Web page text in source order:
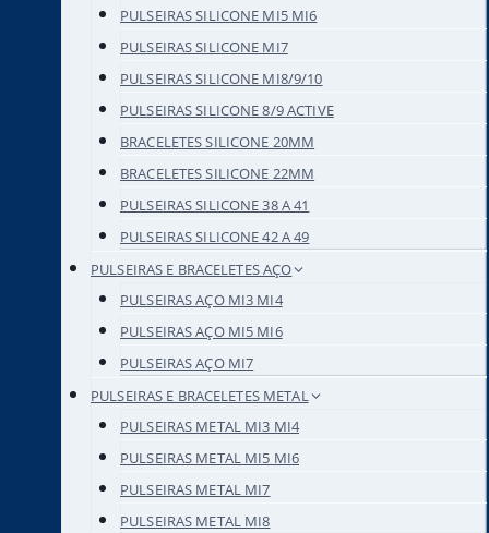
PULSEIRAS SILICONE MI5 MI6
PULSEIRAS SILICONE MI7
PULSEIRAS SILICONE MI8/9/10
PULSEIRAS SILICONE 8/9 ACTIVE
BRACELETES SILICONE 20MM
BRACELETES SILICONE 22MM
PULSEIRAS SILICONE 38 A 41
PULSEIRAS SILICONE 42 A 49
PULSEIRAS E BRACELETES AÇO
PULSEIRAS AÇO MI3 MI4
PULSEIRAS AÇO MI5 MI6
PULSEIRAS AÇO MI7
PULSEIRAS E BRACELETES METAL
PULSEIRAS METAL MI3 MI4
PULSEIRAS METAL MI5 MI6
PULSEIRAS METAL MI7
PULSEIRAS METAL MI8